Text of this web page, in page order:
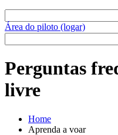
Área do piloto (logar)
Perguntas
livre
Home
Aprenda a voar